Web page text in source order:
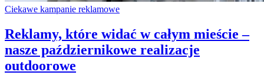
Ciekawe kampanie reklamowe
Reklamy, które widać w całym mieście –
nasze październikowe realizacje
outdoorowe